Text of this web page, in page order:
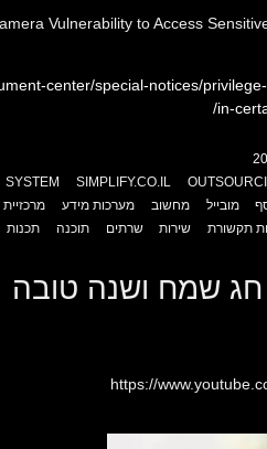
Vulnerability to Access
center/special-notices/
in-
SIMPLIFY.CO.IL
SYSTEM
מובייל מחשוב מערכות מידע מרכזיית IP
תקשורת שירות שרתים תוכנה תכנות
שמח ושנה טובה
https://